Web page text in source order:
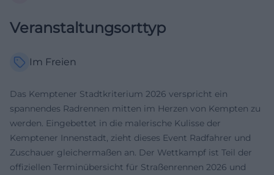
Veranstaltungsorttyp
Im Freien
Das Kemptener Stadtkriterium 2026 verspricht ein
spannendes Radrennen mitten im Herzen von Kempten zu
werden. Eingebettet in die malerische Kulisse der
Kemptener Innenstadt, zieht dieses Event Radfahrer und
Zuschauer gleichermaßen an. Der Wettkampf ist Teil der
offiziellen Terminübersicht für Straßenrennen 2026 und